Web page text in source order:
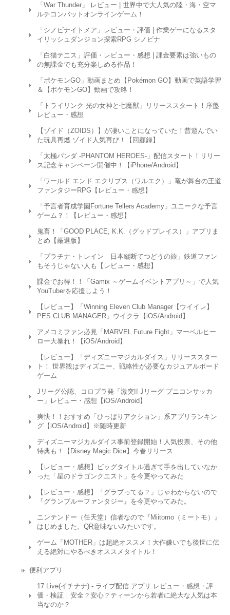
「War Thunder」 レビュー | 世界中で大人気の陸・海・空マ
ルチコンバットオンラインゲーム！
「シノビナイトメア」レビュー・評価 | 作業ゲーになるスタ
イリッシュダンジョン探索RPG シノビナ
「白猫テニス」評価・レビュー・感想 | 課金要素は強いもの
の無課金でも充分楽しめる作品！
「ポケモンGO」動画まとめ【Pokémon GO】動画で英語学習
＆【ポケモンGO】動画で攻略！
「トライリンク 光の女神と七魔獣」リリーススタート！序盤
レビュー・感想
【ゾイド（ZOIDS）】が凄いことになっていた！昔遊んでい
た玩具再燃 ゾイド人気再び！【回顧録】
「太極パンダ -PHANTOM HEROES-」配信スタート！リリー
ス記念キャンペーン開催中！【iPhone/Android】
「ワールド エンド エクリプス（ワルエク）」竜が舞台の王道
ファンタジーRPG【レビュー・感想】
「予言者育成学園Fortune Tellers Academy」ユニークな予言
ゲーム？！【レビュー・感想】
鬼畜！「GOOD PLACE, K.K.（グッドプレイス）」アプリま
とめ【厳選版】
「プラチナ・トレイン 日本縦断てつどうの旅」鉄道ファン
もそうじゃない人も【レビュー・感想】
課金でお得！！「Gamix ～ゲームイベントアプリ～」で人気
YouTuberを応援しよう！
【レビュー】「Winning Eleven Club Manager【ウイイレ】
PES CLUB MANAGER」ウイクラ【iOS/Android】
アメコミファン必見「MARVEL Future Fight」マーベルヒー
ロー大暴れ！【iOS/Android】
【レビュー】「ディズニーマジカルダイス」リリーススター
ト！ 世界観はディズニー、戦略性が必要なカジュアルボード
ゲーム
Jリーグ公認、コロプラ発「激突!! Jリーグ プニコンサッカ
ー」レビュー・感想【iOS/Android】
爽快！！おすすめ「ひっぱりアクション」系アプリランキン
グ【iOS/Android】※随時更新
ディズニーマジカルダイス事前登録開始！人気投票、その他
特典も！【Disney Magic Dice】今春リリース
【レビュー・感想】ビッグタイトル過ぎて手を出していなか
った「星のドラゴンクエスト」を今更やってみた
【レビュー・感想】「グラブってる？」じゃわからないので
『グランブルーファンタジー』を今更やってみた。
ニンテンドー（任天堂）信者なので『Miitomo（ミートモ）』
はじめました。QR意味ないみたいです。
ゲーム「MOTHER」は超絶オススメ！大作嫌いでも後世に伝
える絶対にやるべきオススメタイトル！
便利アプリ
17 Live(イチナナ) - ライブ配信 アプリ レビュー・感想・評
価・検証｜安全？安心？ティーンから若者に絶大な人気は本
当なのか？